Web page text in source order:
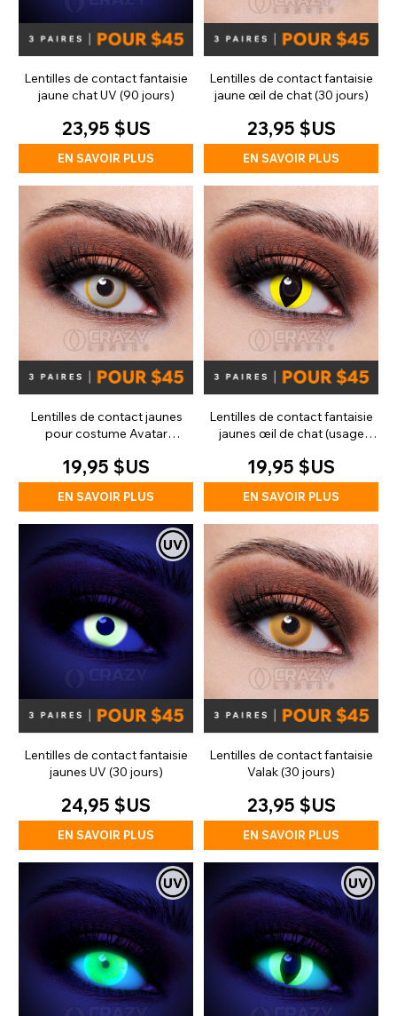
Lentilles de contact fantaisie
jaune chat UV (90 jours)
23,95 $US
EN SAVOIR PLUS
Lentilles de contact fantaisie
jaune œil de chat (30 jours)
23,95 $US
EN SAVOIR PLUS
Lentilles de contact jaunes
pour costume Avatar
19,95 $US
EN SAVOIR PLUS
Lentilles de contact fantaisie
jaunes œil de chat (usage
19,95 $US
EN SAVOIR PLUS
Lentilles de contact fantaisie
jaunes UV (30 jours)
24,95 $US
EN SAVOIR PLUS
Lentilles de contact fantaisie
Valak (30 jours)
23,95 $US
EN SAVOIR PLUS